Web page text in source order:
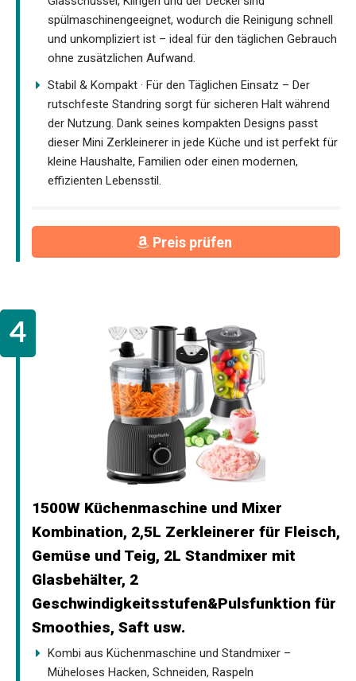
spülmaschinengeeignet, wodurch die Reinigung schnell
und unkompliziert ist – ideal für den täglichen Gebrauch
ohne zusätzlichen Aufwand.
Stabil & Kompakt · Für den Täglichen Einsatz – Der
rutschfeste Standring sorgt für sicheren Halt während
der Nutzung. Dank seines kompakten Designs passt
dieser Mini Zerkleinerer in jede Küche und ist perfekt für
kleine Haushalte, Familien oder einen modernen,
effizienten Lebensstil.
Preis prüfen
1500W Küchenmaschine und Mixer
Kombination, 2,5L Zerkleinerer für Fleisch,
Gemüse und Teig, 2L Standmixer mit
Glasbehälter, 2
Geschwindigkeitsstufen&Pulsfunktion für
Smoothies, Saft usw.
Kombi aus Küchenmaschine und Standmixer –
Müheloses Hacken, Schneiden, Raspeln